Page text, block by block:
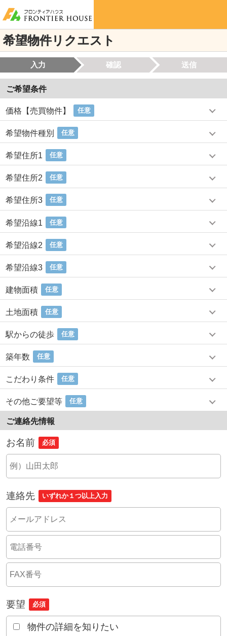
希望物件リクエスト
入力 確認 送信
ご希望条件
価格【売買物件】 任意
希望物件種別 任意
希望住所1 任意
希望住所2 任意
希望住所3 任意
希望沿線1 任意
希望沿線2 任意
希望沿線3 任意
建物面積 任意
土地面積 任意
駅からの徒歩 任意
築年数 任意
こだわり条件 任意
その他ご要望等 任意
ご連絡先情報
お名前 必須
連絡先 いずれか１つ以上入力
要望 必須
物件の詳細を知りたい